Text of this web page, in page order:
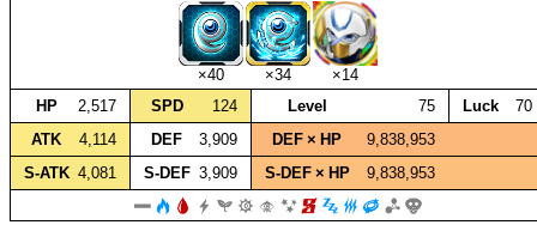
×40 ×34
×14
HP
2,517 SPD 124 Level 75 Luck
70
ATK
4,114 DEF 3,909 DEF × HP
9,838,953
S‑ATK 4,081 S‑DEF 3,909 S‑DEF × HP 9,838,953